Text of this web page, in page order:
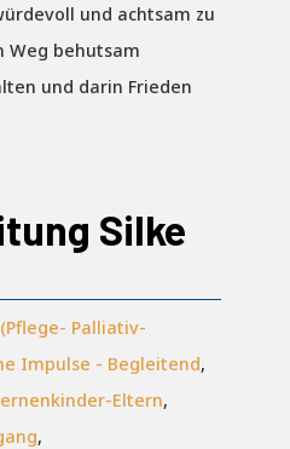
und achtsam zu
Weg behutsam
und darin Frieden
Silke
Palliativ-
Impulse - Begleitend,
Eltern,
,